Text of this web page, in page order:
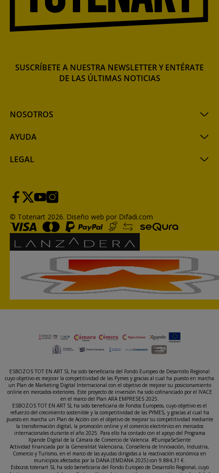
NOSOTROS
AYUDA
LEGAL
SUSCRÍBETE A NUESTRA NEWSLETTER Y ENTÉRATE
DE LAS ÚLTIMAS NOTICIAS
© Totenart 2026. Diseño web por Difadi.com
ESBOZOS TOT EN ART SL ha sido beneficiaria del Fondo Europeo de Desarrollo Regional
cuyo objetivo es mejorar la competitividad de las Pymes y gracias al cual ha puesto en marcha
un Plan de Marketing Digital Internacional con el objetivo de mejorar su posicionamiento
online en mercados exteriores. Este proyecto de inversión ha sido cofinanciado por el IVACE
en el marco del Plan ARA EMPRESES 2025.
ESBOZOS TOT EN ART SL ha sido beneficiaria de Fondos Europeos, cuyo objetivo es el
refuerzo del crecimiento sostenible y la competitividad de las PYMES, y gracias al cual ha
puesto en marcha un Plan de Acción con el objetivo de mejorar su competitividad mediante
la transformación digital, la promoción online y el comercio electrónico en mercados
internacionales durante el año 2025. Para ello ha contado con el apoyo del Programa
Xpande Digital de la Cámara de Comercio de Valencia. #EuropaSeSiente
Actividad financiada por la Generalitat Valenciana, Conselleria de Innovación, Industria,
Comercio y Turismo, en el marco de las ayudas dirigidas a la reactivación económica en
municipios afectados por la DANA (EMDANA 2025) con 9.884,31 €.
Esbozos totenart SL ha sido beneficiaria del Fondo Europeo de Desarrollo Regional, cuyo